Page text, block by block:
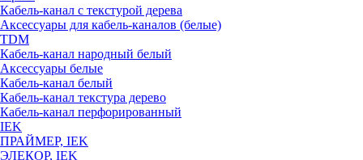
Кабель-канал с текстурой дерева
Аксессуары для кабель-каналов (белые)
TDM
Кабель-канал народный белый
Аксессуары белые
Кабель-канал белый
Кабель-канал текстура дерево
Кабель-канал перфорированный
IEK
ПРАЙМЕР, IEK
ЭЛЕКОР, IEK